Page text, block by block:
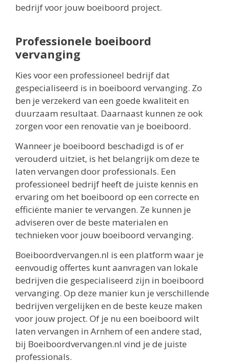
bedrijf voor jouw boeiboord project.
Professionele boeiboord
vervanging
Kies voor een professioneel bedrijf dat
gespecialiseerd is in boeiboord vervanging. Zo
ben je verzekerd van een goede kwaliteit en
duurzaam resultaat. Daarnaast kunnen ze ook
zorgen voor een renovatie van je boeiboord.
Wanneer je boeiboord beschadigd is of er
verouderd uitziet, is het belangrijk om deze te
laten vervangen door professionals. Een
professioneel bedrijf heeft de juiste kennis en
ervaring om het boeiboord op een correcte en
efficiënte manier te vervangen. Ze kunnen je
adviseren over de beste materialen en
technieken voor jouw boeiboord vervanging.
Boeiboordvervangen.nl is een platform waar je
eenvoudig offertes kunt aanvragen van lokale
bedrijven die gespecialiseerd zijn in boeiboord
vervanging. Op deze manier kun je verschillende
bedrijven vergelijken en de beste keuze maken
voor jouw project. Of je nu een boeiboord wilt
laten vervangen in Arnhem of een andere stad,
bij Boeiboordvervangen.nl vind je de juiste
professionals.